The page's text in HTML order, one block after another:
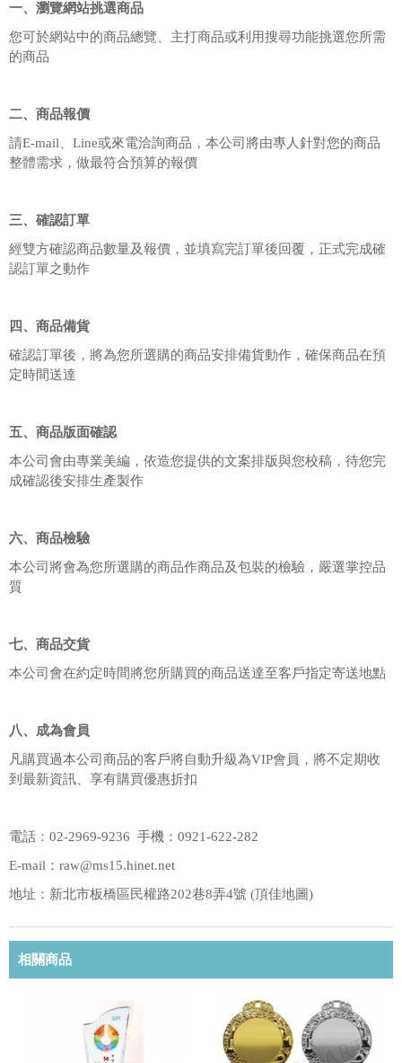
一、瀏覽網站挑選商品
您可於網站中的商品總覽、主打商品或利用搜尋功能挑選您所需
的商品
二、商品報價
請E-mail、Line或來電洽詢商品，本公司將由專人針對您的商品
整體需求，做最符合預算的報價
三、確認訂單
經雙方確認商品數量及報價，並填寫完訂單後回覆，正式完成確
認訂單之動作
四、商品備貨
確認訂單後，將為您所選購的商品安排備貨動作，確保商品在預
定時間送達
五、商品版面確認
本公司會由專業美編，依造您提供的文案排版與您校稿，待您完
成確認後安排生產製作
六、商品檢驗
本公司將會為您所選購的商品作商品及包裝的檢驗，嚴選掌控品
質
七、商品交貨
本公司會在約定時間將您所購買的商品送達至客戶指定寄送地點
八、成為會員
凡購買過本公司商品的客戶將自動升級為VIP會員，將不定期收
到最新資訊、享有購買優惠折扣
電話：02-2969-9236 手機：0921-622-282
E-mail：raw@ms15.hinet.net
地址：新北市板橋區民權路202巷8弄4號 (頂佳地圖)
相關商品